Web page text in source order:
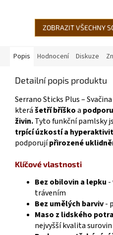
jablko, lesní...
ZOBRAZIT VŠECHNY
Popis Hodnocení Diskuze
Detailní popis produktu
Serrano Sticks Plus –
kterášetří bříškoa
živin.Tyto funkční pamlsky
trpící úzkostí a
podporujípřirozené
Klíčové vlastnosti
Bez obilovin a lepku -
trávením
Bez umělých barviv-
Maso z lidského
nejvyšší kvalita surovin